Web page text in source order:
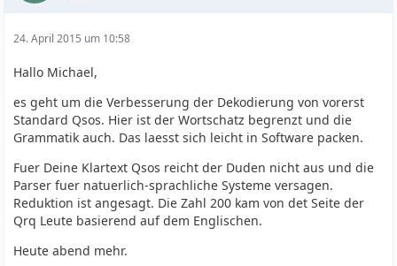
24. April 2015 um 10:58
Hallo Michael,
es geht um die Verbesserung der Dekodierung von vorerst
Standard Qsos. Hier ist der Wortschatz begrenzt und die
Grammatik auch. Das laesst sich leicht in Software packen.
Fuer Deine Klartext Qsos reicht der Duden nicht aus und die
Parser fuer natuerlich-sprachliche Systeme versagen.
Reduktion ist angesagt. Die Zahl 200 kam von det Seite der
Qrq Leute basierend auf dem Englischen.
Heute abend mehr.